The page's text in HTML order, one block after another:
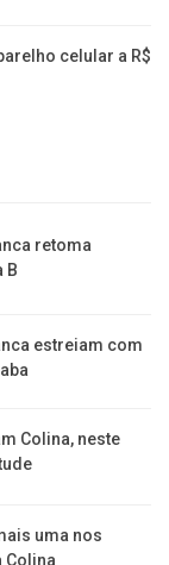
celular a R$
retoma
B
estreiam com
Colina, neste
uma nos
Colina